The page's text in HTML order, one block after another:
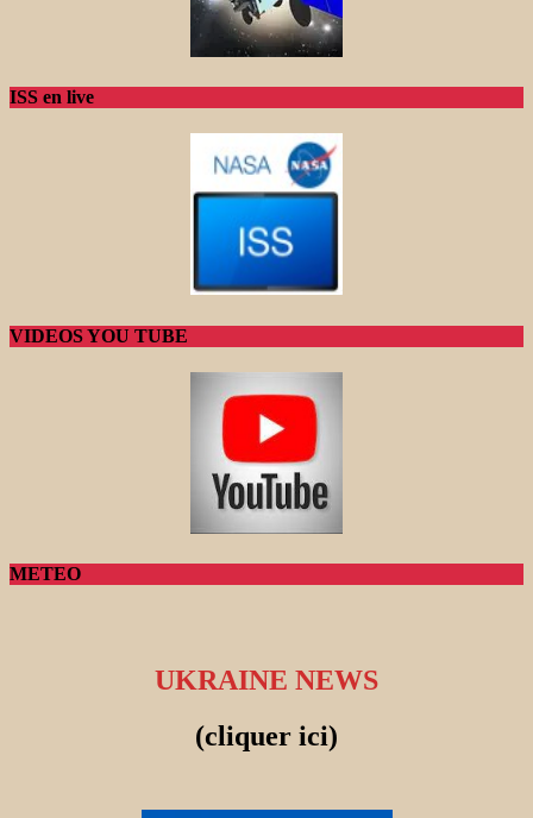
ISS en live
VIDEOS YOU TUBE
METEO
UKRAINE NEWS
(cliquer ici)